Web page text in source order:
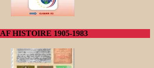
HISTOIRE 1905-1983